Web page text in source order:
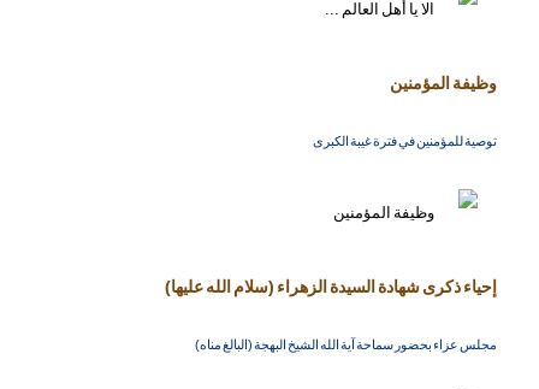
وظيفة المؤمنين
توصية للمؤمنين في فترة غيبة الكبرى
إحياء ذكرى شهادة السيدة الزهراء (سلام الله عليها)
مجلس عزاء بحضور سماحة آية الله الشيخ البهجة (البالغ مناه)